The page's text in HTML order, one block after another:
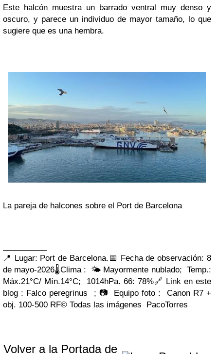
Este halcón muestra un barrado ventral muy denso y
oscuro, y parece un individuo de mayor tamaño, lo que
sugiere que es una hembra.
La pareja de halcones sobre el Port de Barcelona
📍 Lugar: Port de Barcelona. 📅 Fecha de observación: 8
de mayo-2026🌡️Clima : 🌤️ Mayormente nublado; Temp.:
Máx.21°C/ Mín.14°C; 1014hPa. 66: 78%🔗 Link en este
blog : Falco peregrinus ; 📷 Equipo foto : Canon R7 +
obj. 100-500 RF©️ Todas las imágenes PacoTorres
Volver a la Portada de